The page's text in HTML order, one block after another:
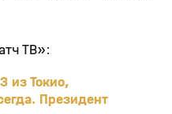
ТВ»:
из Токио,
Президент